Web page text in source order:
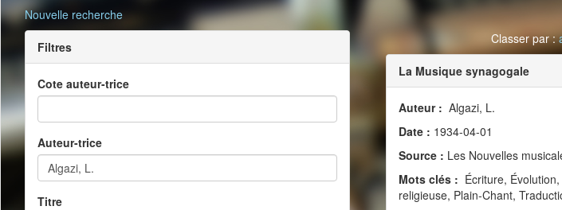
Nouvelle recherche
Filtres
Cote auteur-trice
Auteur-trice
Titre
Classer par :
La Musique synagogale
Auteur : Algazi, L.
Date : 1934-04-01
Source : Les Nouvelles
Mots clés : Écriture,
religieuse, Plain-Chant,